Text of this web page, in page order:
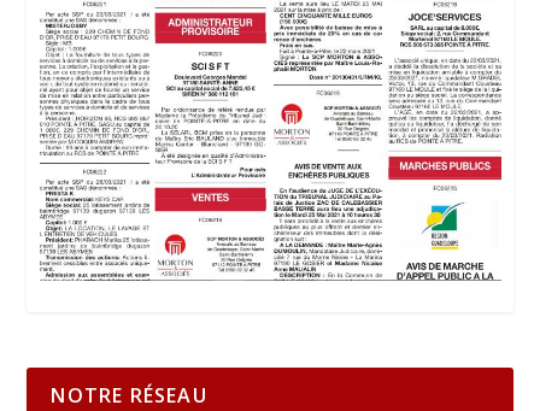
NOTRE RÉSEAU